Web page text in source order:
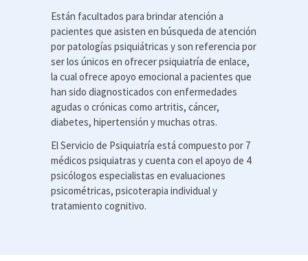
Están facultados para brindar atención a
pacientes que asisten en búsqueda de atención
por patologías psiquiátricas y son referencia por
ser los únicos en ofrecer psiquiatría de enlace,
la cual ofrece apoyo emocional a pacientes que
han sido diagnosticados con enfermedades
agudas o crónicas como artritis, cáncer,
diabetes, hipertensión y muchas otras.
El Servicio de Psiquiatría está compuesto por 7
médicos psiquiatras y cuenta con el apoyo de 4
psicólogos especialistas en evaluaciones
psicométricas, psicoterapia individual y
tratamiento cognitivo.